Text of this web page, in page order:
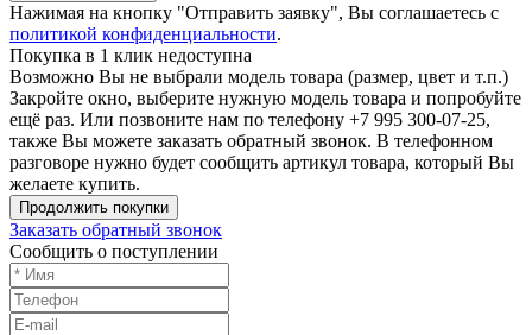
Нажимая на кнопку "Отправить заявку", Вы соглашаетесь с
политикой конфиденциальности.
Покупка в 1 клик недоступна
Возможно Вы не выбрали модель товара (размер, цвет и т.п.)
Закройте окно, выберите нужную модель товара и попробуйте
ещё раз. Или позвоните нам по телефону +7 995 300-07-25,
также Вы можете заказать обратный звонок. В телефонном
разговоре нужно будет сообщить артикул товара, который Вы
желаете купить.
Продолжить покупки
Заказать обратный звонок
Сообщить о поступлении